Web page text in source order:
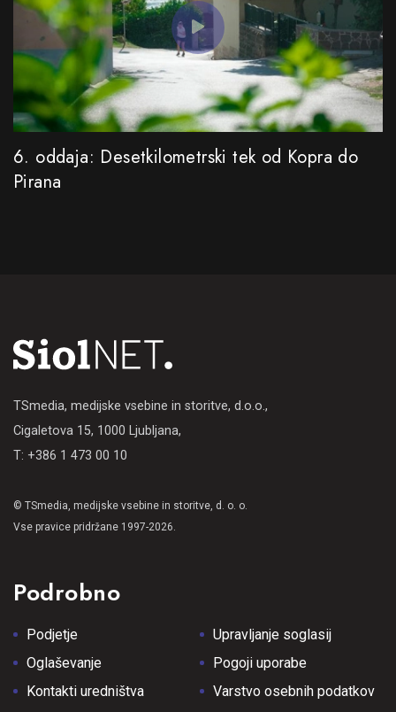
6. oddaja: Desetkilometrski tek od Kopra do
Pirana
TSmedia, medijske vsebine in storitve, d.o.o.,
Cigaletova 15, 1000 Ljubljana,
T: +386 1 473 00 10
© TSmedia, medijske vsebine in storitve, d. o. o.
Vse pravice pridržane 1997-2026.
Podrobno
Podjetje
Upravljanje soglasij
Oglaševanje
Pogoji uporabe
Kontakti uredništva
Varstvo osebnih podatkov